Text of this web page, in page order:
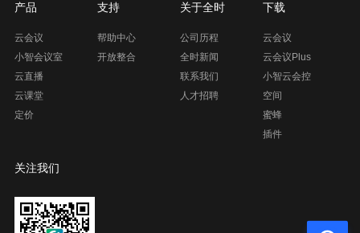
产品
云会议
小智会议室
云直播
云课堂
定价
支持
帮助中心
开放整合
关于全时
公司历程
全时新闻
联系我们
人才招聘
下载
云会议
云会议Plus
小智云会控
空间
蜜蜂
插件
关注我们